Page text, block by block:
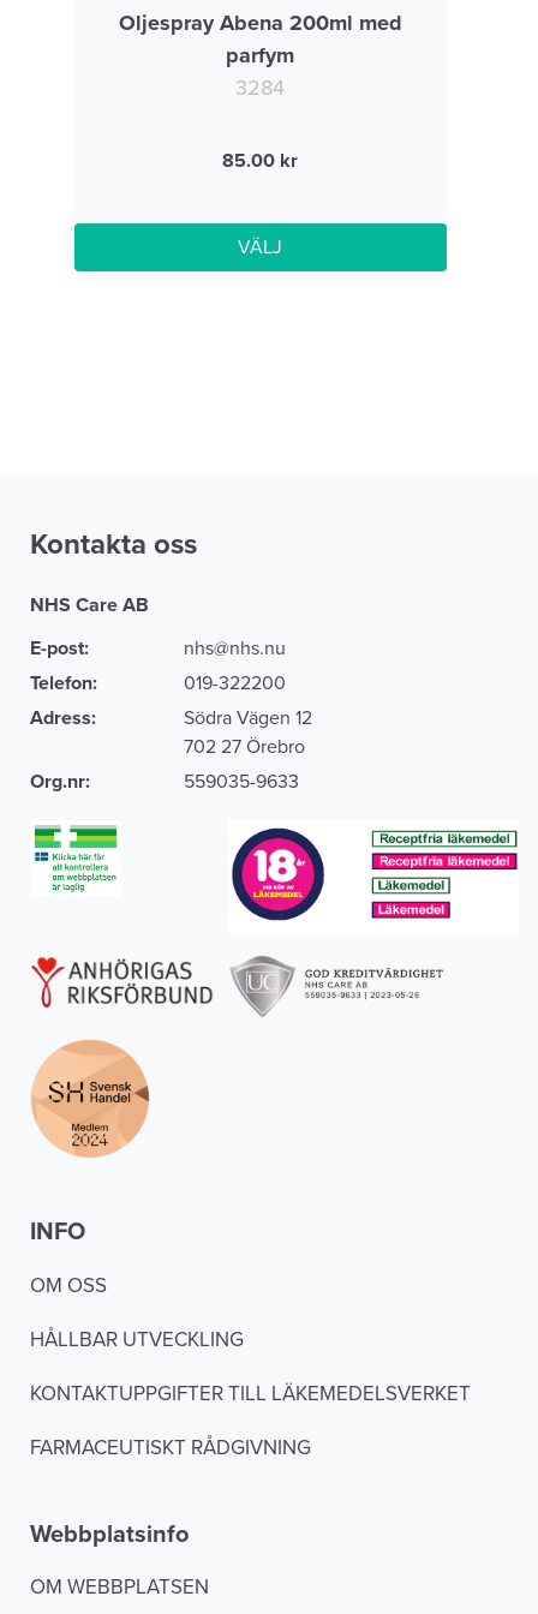
Oljespray Abena 200ml med
parfym
3284
85.00
VÄLJ
Kontakta oss
NHS Care AB
E-post:
nhs@nhs.nu
Telefon:
019-322200
Adress:
Södra Vägen 12
702 27 Örebro
Org.nr:
559035-9633
INFO
OM OSS
HÅLLBAR UTVECKLING
KONTAKTUPPGIFTER TILL LÄKEMEDELSVERKET
FARMACEUTISKT RÅDGIVNING
Webbplatsinfo
OM WEBBPLATSEN